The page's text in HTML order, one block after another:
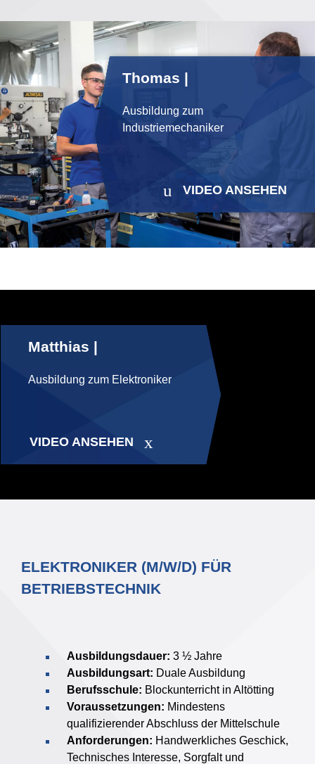
Thomas |
Ausbildung zum
Industriemechaniker
VIDEO ANSEHEN
Matthias |
Ausbildung zum Elektroniker
VIDEO ANSEHEN
ELEKTRONIKER (M/W/D) FÜR
BETRIEBSTECHNIK
Ausbildungsdauer: 3 ½ Jahre
Ausbildungsart: Duale Ausbildung
Berufsschule: Blockunterricht in Altötting
Voraussetzungen: Mindestens
qualifizierender Abschluss der Mittelschule
Anforderungen: Handwerkliches Geschick,
Technisches Interesse, Sorgfalt und